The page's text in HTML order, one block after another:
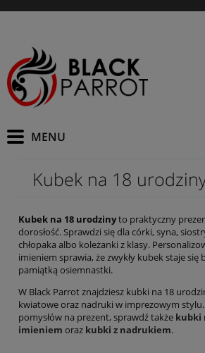
Kubek na 18
Kubek na 18 urodzinyto praktyczny
dorosłość. Sprawdzi się dla córki, syna,
chłopaka albo koleżanki z klasy.
imieniem sprawia, że zwykły kubek staje się
pamiątką osiemnastki.
W Black Parrot znajdziesz kubki na 18
kwiatowe oraz nadruki w imprezowym stylu.
pomysłów na prezent, sprawdź także kubki
imieniem oraz kubki z nadrukiem.